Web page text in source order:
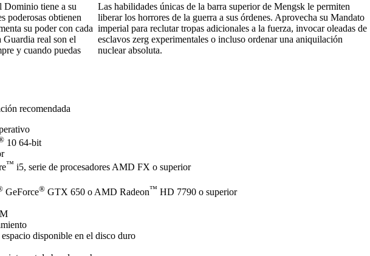
Dominio tiene a su
poderosas obtienen
su poder con cada
Guardia real son el
y cuando puedas
Las habilidades únicas de la barra superior de Mengsk le permiten
liberar los horrores de la guerra a sus órdenes. Aprovecha su Mandato
imperial para reclutar tropas adicionales a la fuerza, invocar oleadas de
esclavos zerg experimentales o incluso ordenar una aniquilación
nuclear absoluta.
recomendada
10 64-bit
™ i5, serie de procesadores AMD FX o superior
GeForce® GTX 650 o AMD Radeon™ HD 7790 o superior
disponible en el disco duro